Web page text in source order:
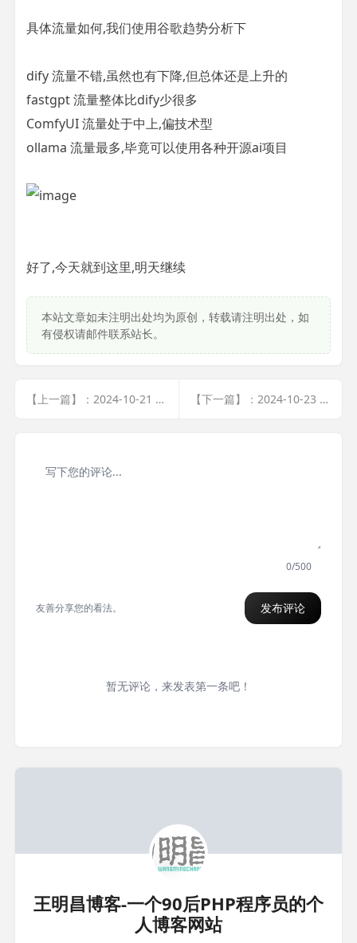
具体流量如何,我们使用谷歌趋势分析下
dify 流量不错,虽然也有下降,但总体还是上升的
fastgpt 流量整体比dify少很多
ComfyUI 流量处于中上,偏技术型
ollama 流量最多,毕竟可以使用各种开源ai项目
好了,今天就到这里,明天继续
本站文章如未注明出处均为原创，转载请注明出处，如
有侵权请邮件联系站长。
【上一篇】：2024-10-21 验证关键词 【下一篇】：2024-10-23 完善zfcms初始项目
0/500
友善分享您的看法。 发布评论
暂无评论，来发表第一条吧！
王明昌博客-一个90后PHP程序员的个
人博客网站